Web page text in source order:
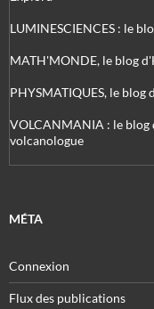
LUMINESCIENCES : le
MATH'MONDE, le blog
PHYSMATIQUES, le
VOLCANMANIA : le blog
volcanologue
MÉTA
Connexion
Flux des publications